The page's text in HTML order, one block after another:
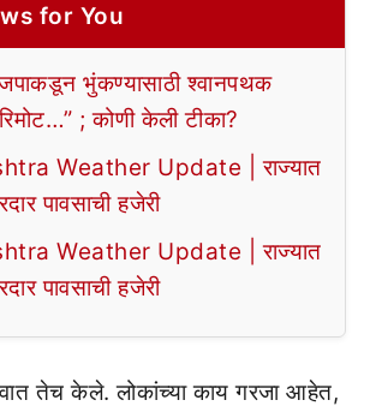
for You
भुंकण्यासाठी श्वानपथक
; कोणी केली टीका?
Weather Update | राज्यात
पावसाची हजेरी
Weather Update | राज्यात
पावसाची हजेरी
तेच केले. लोकांच्या काय गरजा आहेत,